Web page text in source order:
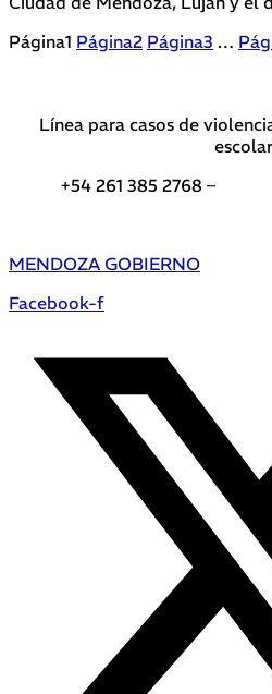
Página1 Página2 Página3 …
Línea para casos de
escolar
+54 261 385 2768 –
MENDOZA GOBIERNO
Facebook-f